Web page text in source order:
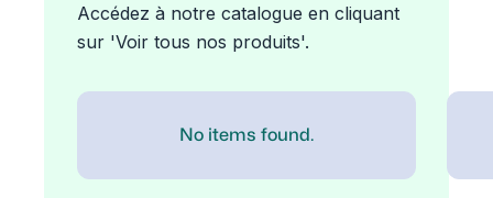
Accédez à notre catalogue en cliquant
sur 'Voir tous nos produits'.
No items found.